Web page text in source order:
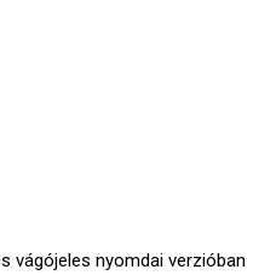
vágójeles nyomdai verzióban